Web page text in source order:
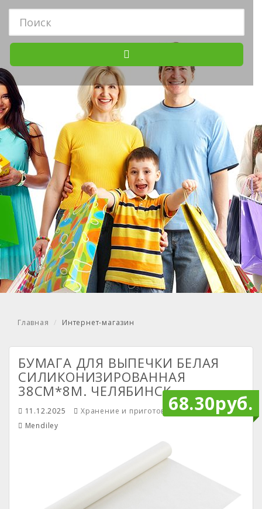
Главная Интернет-магазин
68.30руб.
БУМАГА ДЛЯ ВЫПЕЧКИ БЕЛАЯ
СИЛИКОНИЗИРОВАННАЯ
38СМ*8М. ЧЕЛЯБИНСК
11.12.2025
Хранение и приготовление продуктов
Mendiley